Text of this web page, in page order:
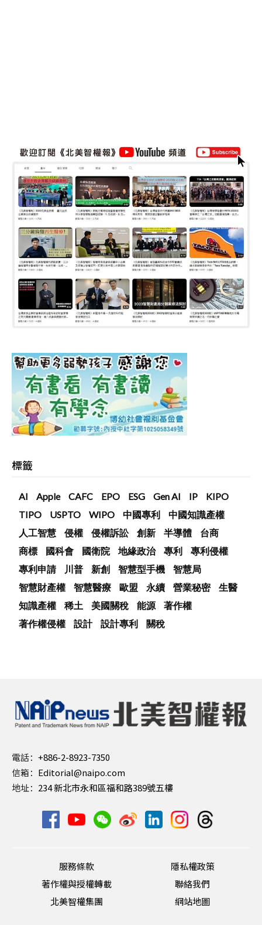
標籤
AI Apple CAFC EPO ESG Gen AI IP
KIPO
TIPO
USPTO WIPO 中國專利
中國知識產權
人工智慧
侵權 侵權訴訟 創新 半導體
台商
商標
國科會 國衛院 地緣政治 專利
專利侵權
專利申請
川普 新創 智慧型手機
智慧局
智慧財產權
智慧醫療 歐盟 永續 營業秘密
生醫
知識產權
稀土 美國關稅 能源
著作權
著作權侵權
設計 設計專利 關稅
電話： +886-2-8923-7350
信箱： Editorial@naipo.com
地址： 234 新北市永和區福和路389號五樓
服務條款
隱私權政策
著作權與授權轉載
聯絡我們
北美智權集團
網站地圖